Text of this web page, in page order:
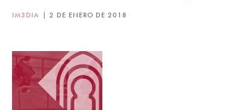
IM3DIA 2 DE ENERO DE 2018